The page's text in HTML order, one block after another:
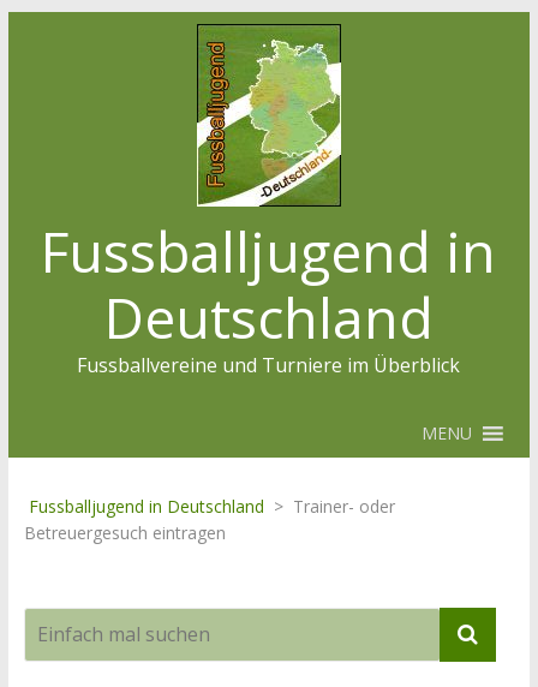
Fussballjugend in
Deutschland
Fussballvereine und Turniere im Überblick
MENU
Fussballjugend in Deutschland > Trainer- oder
Betreuergesuch eintragen